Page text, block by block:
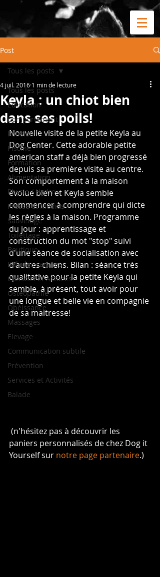
Post
Tous les posts
Education
Comportement
Pension
Piscine
Formation
Alimentation
Physio / Hydro
Presse et Médias
Sauvetage
Toilettage
Boutique
Balades canines
Conseils et Astuces
Ostéopathie
Obéissance
Massages
Elevage
Communication subtile
Prévention
Services et Activités
Balade
Tous les posts
Keyla : un chiot bien
dans ses poils!
4 juil. 2016 1 min de lecture
Nouvelle visite de la petite Keyla au
Dog Center. Cette adorable petite
american staff a déjà bien progressé
depuis sa première visite au centre.
Son comportement à la maison
évolue bien et Keyla semble
commencer à comprendre qui dicte
les règles à la maison. Programme
du jour : apprentissage et
construction du mot "stop" suivi
d'une séance de socialisation avec
d'autres chiens. Bilan : séance très
qualitative pour la petite Keyla qui
semble, à présent, tout avoir pour
une longue et belle vie en compagnie
de sa maitresse!
paniers personnalisés de chez Dog it
Yourself sur notre page partenaire.)